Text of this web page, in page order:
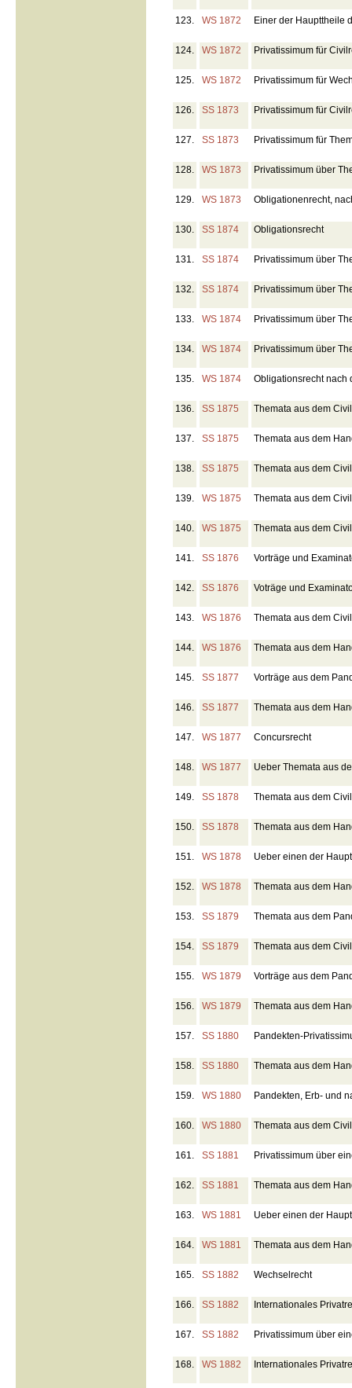
123. WS 1872 Einer der Haupttheile
124. WS 1872 Privatissimum für
125. WS 1872 Privatissimum für
126. SS 1873 Privatissimum für
127. SS 1873 Privatissimum für
128. WS 1873 Privatissimum über
129. WS 1873 Obligationenrecht,
130. SS 1874 Obligationsrecht
131. SS 1874 Privatissimum über
132. SS 1874 Privatissimum über
133. WS 1874 Privatissimum über
134. WS 1874 Privatissimum über
135. WS 1874 Obligationsrecht nach
136. SS 1875 Themata aus dem
137. SS 1875 Themata aus dem
138. SS 1875 Themata aus dem
139. WS 1875 Themata aus dem
140. WS 1875 Themata aus dem
141. SS 1876 Vorträge und
142. SS 1876 Voträge und
143. WS 1876 Themata aus dem
144. WS 1876 Themata aus dem
145. SS 1877 Vorträge aus dem
146. SS 1877 Themata aus dem
147. WS 1877 Concursrecht
148. WS 1877 Ueber Themata aus
149. SS 1878 Themata aus dem
150. SS 1878 Themata aus dem
151. WS 1878 Ueber einen der
152. WS 1878 Themata aus dem
153. SS 1879 Themata aus dem
154. SS 1879 Themata aus dem
155. WS 1879 Vorträge aus dem
156. WS 1879 Themata aus dem
157. SS 1880 Pandekten-
158. SS 1880 Themata aus dem
159. WS 1880 Pandekten, Erb- und
160. WS 1880 Themata aus dem
161. SS 1881 Privatissimum über
162. SS 1881 Themata aus dem
163. WS 1881 Ueber einen der
164. WS 1881 Themata aus dem
165. SS 1882 Wechselrecht
166. SS 1882 Internationales
167. SS 1882 Privatissimum über
168. WS 1882 Internationales